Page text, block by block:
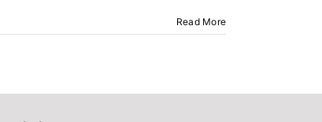
Read More